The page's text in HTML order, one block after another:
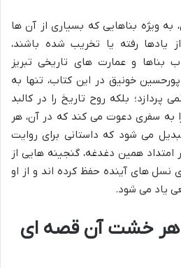
ویژه بناهایی که بسیاری از آن ها
یادها رفته یا تخریب شده باشند،
و عمارت های تاریخی تبریز
خونیق در این کتاب، تنها به
پردازد؛ بلکه روح تاریخ را در کالبد
به سفری دعوت می کند که در آن، هر
می شود که داستانی برای روایت
امتداد همین دغدغه، گنجینه هایی از
نسل های آینده حفظ کرده اند و از او
یاد می شود.
هر خشت آن قصه ای